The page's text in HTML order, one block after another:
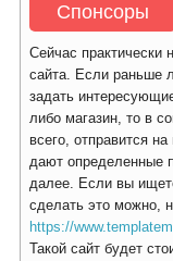
Спонсоры
Сейчас практически
сайта. Если раньше
задать
либо магазин, то в
всего, отправится
дают определенные
далее. Если вы
сделать это можно,
https://
Такой сайт будет